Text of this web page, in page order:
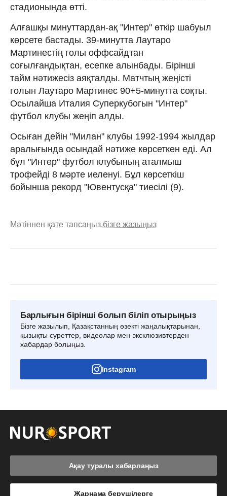
стадионында өтті.
Алғашқы минуттардан-ақ "Интер" өткір шабуыл
көрсете бастады. 39-минутта Лаутаро
Мартинестің голы оффсайдтан
соғылғандықтан, есепке алынбады. Бірінші
тайм нәтижесіз аяқталды. Матчтың жеңісті
голын Лаутаро Мартинес 90+5-минутта соқты.
Осылайша Италия Суперкубогын "Интер"
футбол клубы жеңіп алды.
Осыған дейін "Милан" клубы 1992-1994 жылдар
аралығында осындай нәтиже көрсеткен еді. Ал
бұл "Интер" футбол клубының аталмыш
трофейді 8 мәрте иеленуі. Бұл көрсеткіш
бойынша рекорд "Ювентусқа" тиесілі (9).
Мәтіннен қате тапсаңыз,бізге жазыңыз
Барлығын бірінші болып біліп отырыңыз
Бізге жазылып, Қазақстанның өзекті жаңалықтарынан,
қызықты суреттер, видеолар мен эксклюзивтерден
хабардар болыңыз.
Instagram
Ақау туралы хабарлаңыз
Жарнама берушілерге